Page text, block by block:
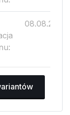
08.08.2026